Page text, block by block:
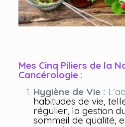
Mes Cinq Piliers de la
Cancérologie:
Hygiène de Vie :
habitudes de vie,
régulier, la gestion
sommeil de qualité,